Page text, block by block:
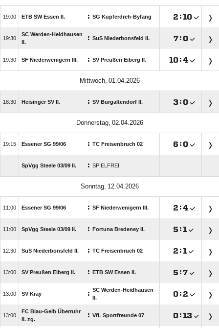
 ETB SW Essen II. : SG Kupferdreh-Byfang  :

SC Werden-Heidhausen
II.
: SuS Niederbonsfeld II. : 
 SF Niederwenigern III. : SV Preußen Eiberg II. :
 
 Heisinger SV II. : SV Burgaltendorf II. : 
 
 Essener SG 99/​06 : TC Freisenbruch 02  : 
SpVgg Steele 03/​09 II. : SPIELFREI
 
 Essener SG 99/​06 : SF Niederwenigern III.  :
 SpVgg Steele 03/​09 II. : Fortuna Bredeney II.  :
 SuS Niederbonsfeld II. : TC Freisenbruch 02  :
 SV Preußen Eiberg II. : ETB SW Essen II.  :
 SV Kray : SC Werden-Heidhausen
II.
: 

FC Blau-Gelb Überruhr
II. zg.
: VfL Sportfreunde 07 :